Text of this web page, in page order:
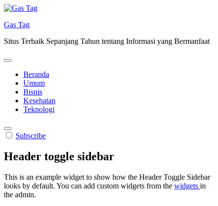
Skip
content
Gas Tag
Situs Terbaik Sepanjang Tahun tentang Informasi yang Bermanfaat
Beranda
Umum
Bisnis
Kesehatan
Teknologi
Subscribe
Header toggle sidebar
This is an example widget to show how the Header Toggle Sidebar
looks by default. You can add custom widgets from the widgets in
the admin.